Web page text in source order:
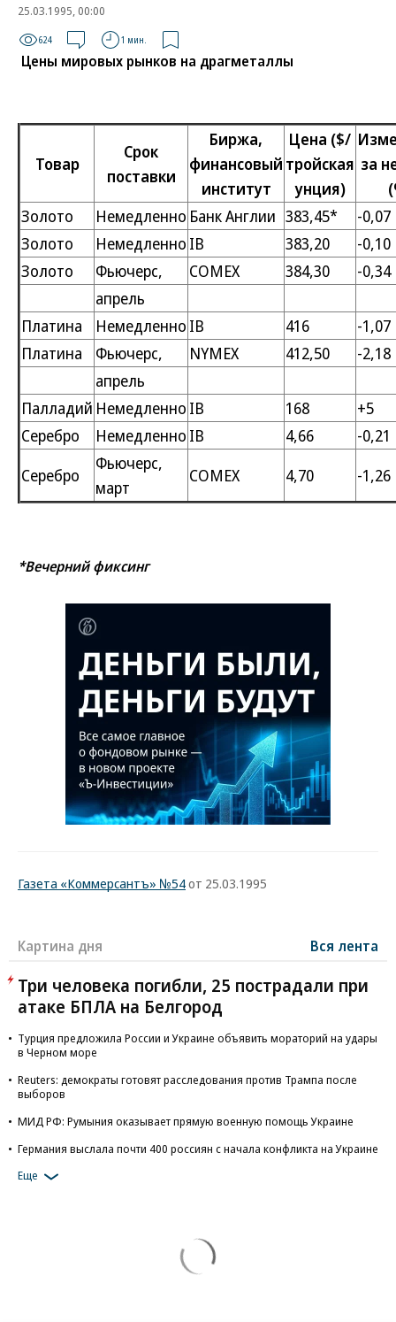
25.03.1995, 00:00
624 1 мин.
Цены мировых рынков на драгметаллы
Товар
Срок
поставки
Биржа,
финансовый
институт
Цена ($/
тройская
унция)
за
Золото
Немедленно Банк Англии 383,45*
-0,07
Золото
Немедленно IB 383,20
-0,10
Золото
Фьючерс, COMEX 384,30
-0,34
апрель
Платина
Немедленно IB 416
-1,07
Платина
Фьючерс, NYMEX 412,50
-2,18
апрель
Палладий Немедленно IB 168
+5
Серебро
Немедленно IB 4,66
-0,21
Серебро
Фьючерс,
март
СОМЕХ 4,70 -1,26
*Вечерний фиксинг
Газета «Коммерсантъ» №54от 25.03.1995
Картина дня Вся лента
Три человека погибли, 25 пострадали при
атаке БПЛА на Белгород
Турция предложила России и Украине объявить мораторий на удары
в Черном море
Reuters: демократы готовят расследования против Трампа после
выборов
МИД РФ: Румыния оказывает прямую военную помощь Украине
Германия выслала почти 400 россиян с начала конфликта на Украине
Еще